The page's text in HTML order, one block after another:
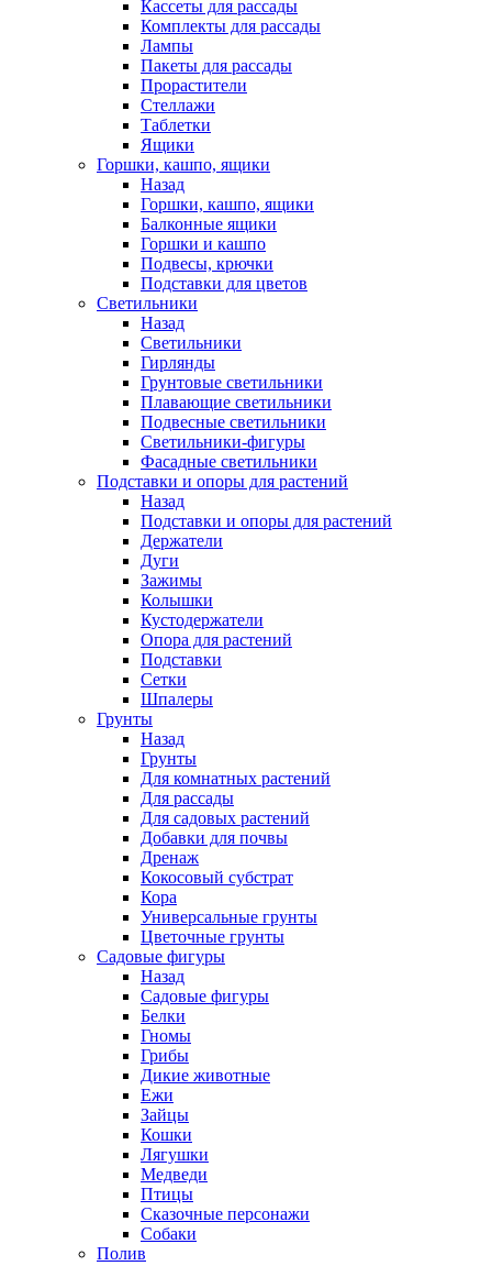
Кассеты для рассады
Комплекты для рассады
Лампы
Пакеты для рассады
Прорастители
Стеллажи
Таблетки
Ящики
Горшки, кашпо, ящики
Назад
Горшки, кашпо, ящики
Балконные ящики
Горшки и кашпо
Подвесы, крючки
Подставки для цветов
Светильники
Назад
Светильники
Гирлянды
Грунтовые светильники
Плавающие светильники
Подвесные светильники
Светильники-фигуры
Фасадные светильники
Подставки и опоры для растений
Назад
Подставки и опоры для растений
Держатели
Дуги
Зажимы
Колышки
Кустодержатели
Опора для растений
Подставки
Сетки
Шпалеры
Грунты
Назад
Грунты
Для комнатных растений
Для рассады
Для садовых растений
Добавки для почвы
Дренаж
Кокосовый субстрат
Кора
Универсальные грунты
Цветочные грунты
Садовые фигуры
Назад
Садовые фигуры
Белки
Гномы
Грибы
Дикие животные
Ежи
Зайцы
Кошки
Лягушки
Медведи
Птицы
Сказочные персонажи
Собаки
Полив